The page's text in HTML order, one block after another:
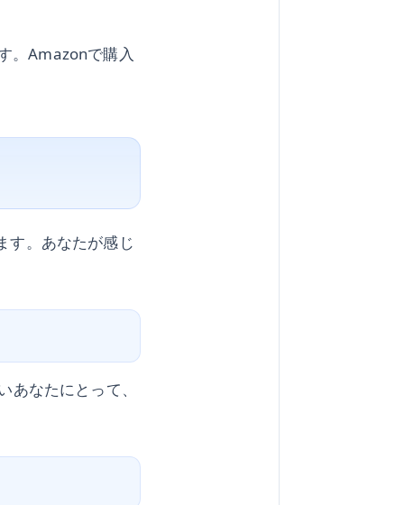
。Amazonで購入
す。あなたが感じ
なたにとって、